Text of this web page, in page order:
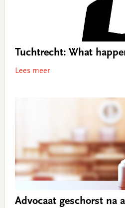
Tuchtrecht: What
Lees meer
Advocaat geschorst na